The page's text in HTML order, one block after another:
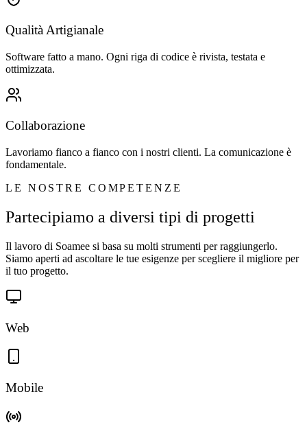
Qualità Artigianale
Software fatto a mano. Ogni riga di codice è rivista, testata e
ottimizzata.
Collaborazione
Lavoriamo fianco a fianco con i nostri clienti. La comunicazione è
fondamentale.
LE NOSTRE COMPETENZE
Partecipiamo a diversi tipi di progetti
Il lavoro di Soamee si basa su molti strumenti per raggiungerlo.
Siamo aperti ad ascoltare le tue esigenze per scegliere il migliore per
il tuo progetto.
Web
Mobile